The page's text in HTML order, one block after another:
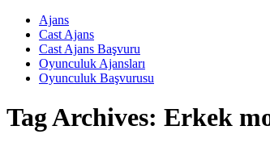
Ajans
Cast Ajans
Cast Ajans Başvuru
Oyunculuk Ajansları
Oyunculuk Başvurusu
Tag Archives: Erkek